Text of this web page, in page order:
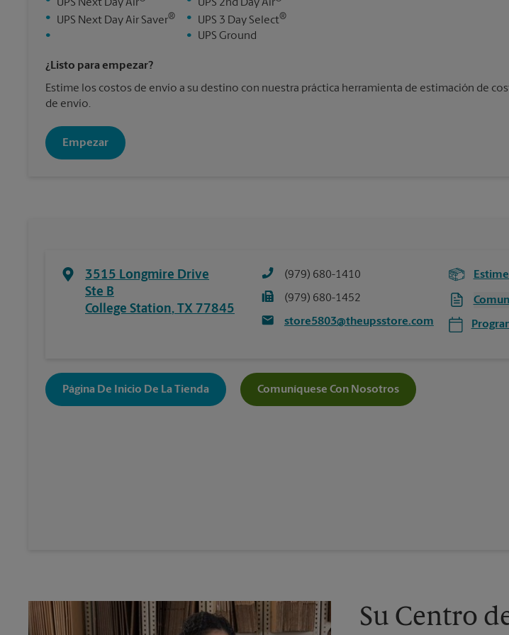
UPS Next Day Air
• UPS Next Day Air Saver®
•
UPS 2nd Day Air
• UPS 3 Day Select®
• UPS Ground
¿Listo para empezar?
Estime los costos de envío a su destino con nuestra práctica herramienta de estimación de
de envío.
Empezar
3515 Longmire Drive
Ste B
College Station, TX 77845
(979) 680-1410
(979) 680-1452
store5803@theupsstore.com
Página De Inicio De La Tienda Comuníquese Con Nosotros
Su Centro